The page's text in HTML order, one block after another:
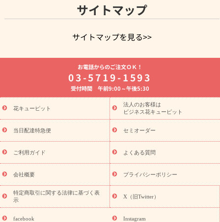
サイトマップ
サイトマップを見る>>
よく贈られる花
お祝いの花特集
誕生日フラワーギフト特集
8月の誕生花(トルコキキョウ)
開店・開業祝い
お供え・お悔やみ お供え・お悔やみの花
通夜・葬儀に贈る花 胡蝶蘭・花鉢
ーブドフラワー
季節のイベント
ひまわり ギフト・プレゼント
特集
お盆 花（新盆・初盆） 季節のイベント
お盆 花（新
盆・初盆）
お盆 花（新盆・初盆）
お盆・お供え 花とセットギ
フト
お盆・お供え プリザーブドフラワー
ひまわり ギフト・プ
レゼント特集
夏の花贈り・お中元・暑中見舞い 花のギフト特集
敬老の日におくる花ギフト・プレゼント特集
花ギフト・プレゼント特集
敬老の日 花のおすすめランキング
敬
老の日 花鉢植えのギフト・プレゼント特集
敬老の日 花とセットギ
フト・プレゼント特集
敬老の日の花 全てのギフト一覧
キャン
ペーン
映画『ウォーターガーディアンズ』コラボキャンペーン
「きょう誕生日なんです」キャンペーン
誕生日の花を探す
誕生日フラワーギフト 誕生日フラワーギフト特集
お電話からのご注文ＯＫ！
03-5719-1593
受付時間 午前9:00～午後5:30
花キューピット
法人のお客様は
ビジネス花キューピット
当日配達特急便 セミオーダー
ご利用ガイド よくある質問
会社概要 プライバシーポリシー
特定商取引に関する法律に基づく表
示
X（旧Twitter）
facebook Instagram